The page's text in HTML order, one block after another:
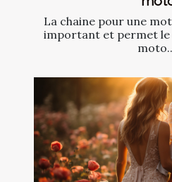
La chaine pour une
important et permet le